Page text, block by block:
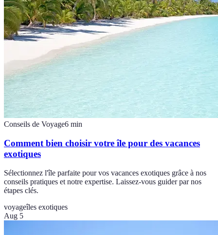
Conseils de Voyage6 min
Comment bien choisir votre île pour des vacances
exotiques
Sélectionnez l'île parfaite pour vos vacances exotiques grâce à nos
conseils pratiques et notre expertise. Laissez-vous guider par nos
étapes clés.
voyageîles exotiques
Aug 5